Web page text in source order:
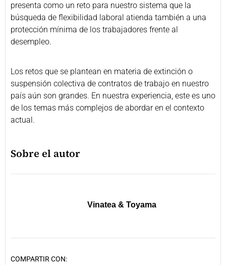
presenta como un reto para nuestro sistema que la
búsqueda de flexibilidad laboral atienda también a una
protección mínima de los trabajadores frente al
desempleo.
Los retos que se plantean en materia de extinción o
suspensión colectiva de contratos de trabajo en nuestro
país aún son grandes. En nuestra experiencia, este es uno
de los temas más complejos de abordar en el contexto
actual.
Sobre el autor
Vinatea & Toyama
COMPARTIR CON: